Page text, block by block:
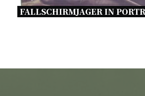
FALLSCHIRMJAGER IN